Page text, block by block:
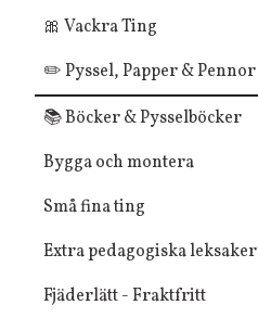
🎀 Vackra Ting
✏️ Pyssel, Papper & Pennor
📚 Böcker & Pysselböcker
Bygga och montera
Små fina ting
Extra pedagogiska leksaker
Fjäderlätt - Fraktfritt